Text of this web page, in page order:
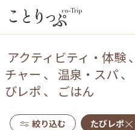
アクティビティ・体験、
チャー 、 温泉・スパ、
びレポ 、 ごはん
絞り込む たびレポ